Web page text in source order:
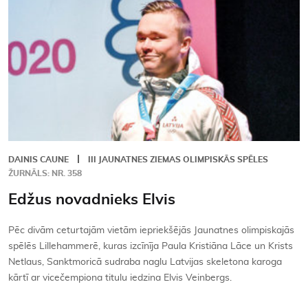
DAINIS CAUNE
III JAUNATNES ZIEMAS OLIMPISKĀS SPĒLES
ŽURNĀLS: NR. 358
Edžus novadnieks Elvis
Pēc divām ceturtajām vietām iepriekšējās Jaunatnes olimpiskajās
spēlēs Lillehammerē, kuras izcīnīja Paula Kristiāna Lāce un Krists
Netlaus, Sanktmoricā sudraba naglu Latvijas skeletona karoga
kārtī ar vicečempiona titulu iedzina Elvis Veinbergs.